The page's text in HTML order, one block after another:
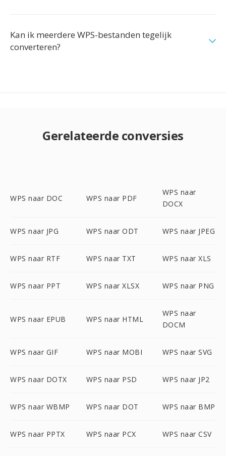
Kan ik meerdere WPS-bestanden tegelijk
converteren?
Gerelateerde conversies
WPS naar DOC WPS naar PDF
WPS naar
DOCX
WPS naar JPG WPS naar ODT WPS naar JPEG
WPS naar RTF WPS naar TXT WPS naar XLS
WPS naar PPT WPS naar XLSX WPS naar PNG
WPS naar EPUB WPS naar HTML
WPS naar
DOCM
WPS naar GIF WPS naar MOBI WPS naar SVG
WPS naar DOTX WPS naar PSD WPS naar JP2
WPS naar WBMP WPS naar DOT WPS naar BMP
WPS naar PPTX WPS naar PCX WPS naar CSV